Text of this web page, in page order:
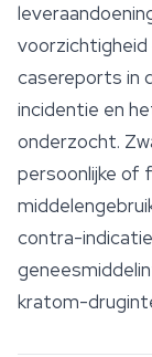
casereports in
incidentie en
onderzocht.
persoonlijke of
contra-
kratom-